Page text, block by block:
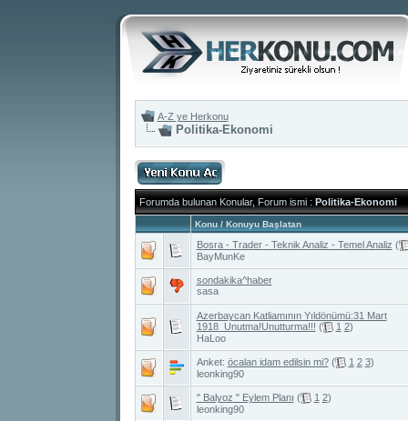
A-Z ye Herkonu
Politika-Ekonomi
Forumda bulunan Konular, Forum ismi: Politika-Ekonomi
Konu/ Konuyu Başlatan
Bosra - Trader - Teknik Analiz - Temel Analiz (
BayMunKe
sondakika^haber
sasa
Azerbaycan Katliamının Yıldönümü:31 Mart
1918_Unutma!Unutturma!!! ( 1 2)
HaLoo
Anket: öcalan idam edilsin mi? ( 1 2 3)
leonking90
" Balyoz " Eylem Planı ( 1 2)
leonking90